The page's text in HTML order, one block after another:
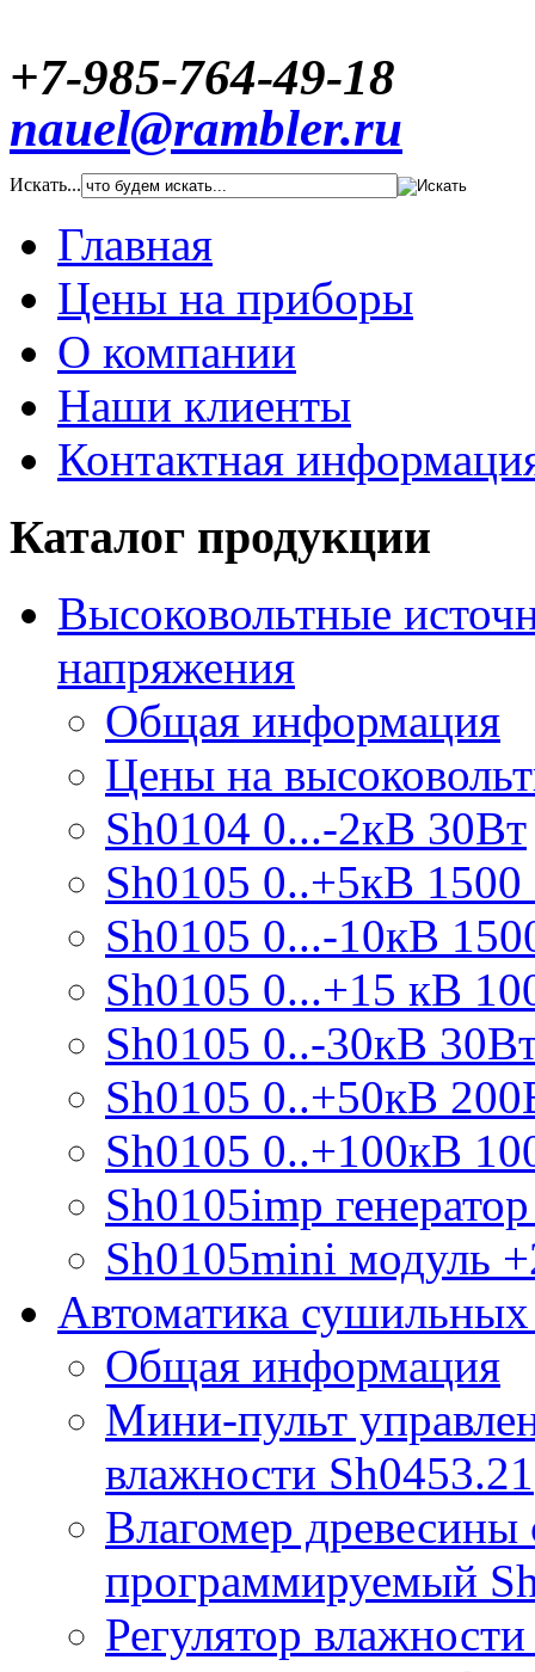
+7-985-764-49-18
nauel@rambler.ru
Искать...
Главная
Цены на приборы
О компании
Наши клиенты
Контактная
Каталог продукции
Высоковольтные
напряжения
Общая информация
Цены на
Sh0104 0...-2кВ 30Вт
Sh0105 0..+5кВ
Sh0105 0...-10кВ
Sh0105 0...+15 кВ
Sh0105 0..-30кВ
Sh0105 0..+50кВ
Sh0105 0..+100кВ
Sh0105imp
Sh0105mini модуль
Автоматика
Общая информация
Мини-пульт
влажности Sh0453.21
Влагомер древесины
программируемый
Регулятор